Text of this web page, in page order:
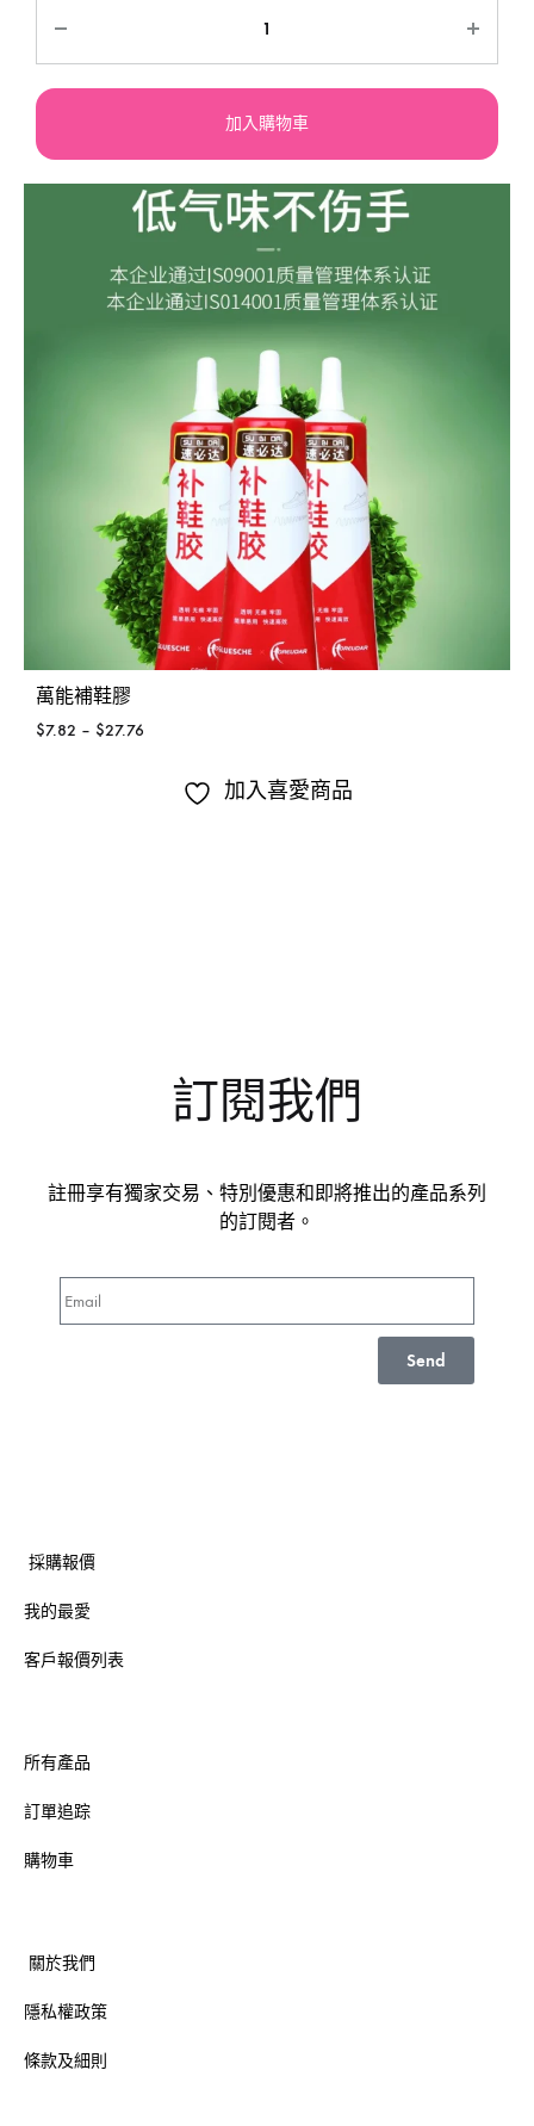
加入購物車
萬能補鞋膠
$7.82 – $27.76
加入喜愛商品
訂閱我們
註冊享有獨家交易、特別優惠和即將推出的產品系列
的訂閱者。
Send
採購報價
我的最愛
客戶報價列表
所有產品
訂單追踪
購物車
關於我們
隱私權政策
條款及細則